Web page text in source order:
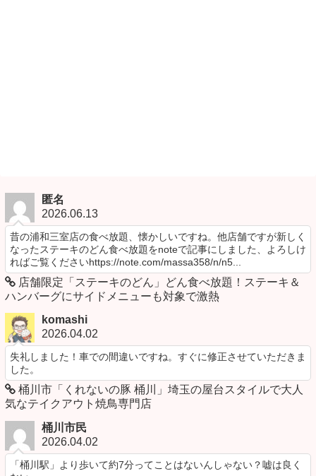
匿名
2026.06.13
昔の浦和三室店の食べ放題、懐かしいですね。他店舗ですが新しく
なったステーキのどん食べ放題をnoteで記事にしました、よろしけ
ればご覧くださいhttps://note.com/massa358/n/n5...
店舗限定「ステーキのどん」どん食べ放題！ステーキ＆
ハンバーグにサイドメニューも対象で激熱
komashi
2026.04.02
失礼しました！車での間違いですね。すぐに修正させていただきま
した。
桶川市「くれないの豚 桶川」埼玉の屋台スタイルで大人
気なテイクアウト焼鳥専門店
桶川市民
2026.04.02
「桶川駅」より歩いて約7分ってことはないんしゃない？嘘は良く